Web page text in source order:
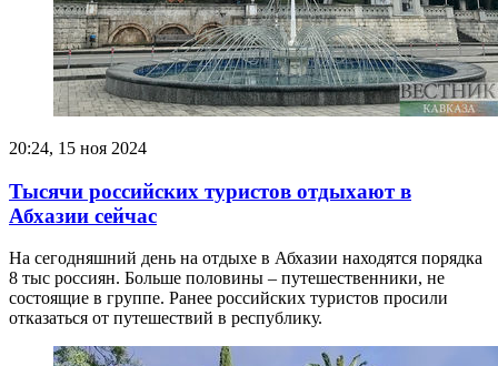
20:24, 15 ноя 2024
Тысячи российских туристов отдыхают в
Абхазии сейчас
На сегодняшний день на отдыхе в Абхазии находятся порядка
8 тыс россиян. Больше половины – путешественники, не
состоящие в группе. Ранее российских туристов просили
отказаться от путешествий в республику.